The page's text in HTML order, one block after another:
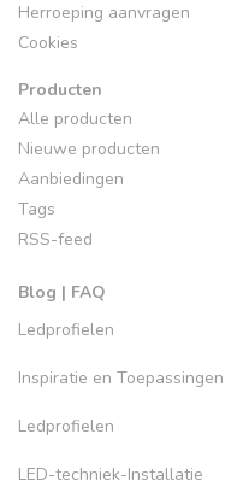
Herroeping aanvragen
Cookies
Producten
Alle producten
Nieuwe producten
Aanbiedingen
Tags
RSS-feed
Blog | FAQ
Ledprofielen
Inspiratie en Toepassingen
Ledprofielen
LED-techniek-Installatie